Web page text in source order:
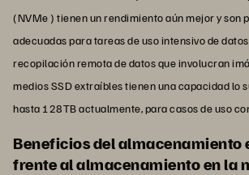
(NVMe ) tienen un rendimiento aún mejor y son
adecuadas para tareas de uso intensivo de
recopilación remota de datos que involucran
medios SSD extraíbles tienen una capacidad lo
hasta 128TB actualmente, para casos de uso
Beneficios del almacenamiento
frente al almacenamiento en la